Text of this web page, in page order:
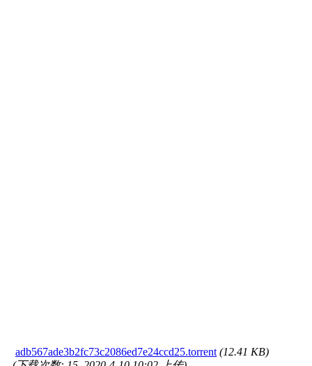
adb567ade3b2fc73c2086ed7e24ccd25.torrent (12.41 KB)